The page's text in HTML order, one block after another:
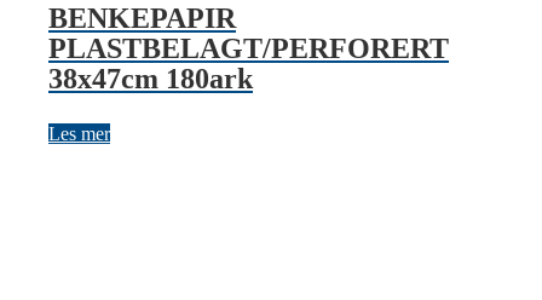
BENKEPAPIR
PLASTBELAGT/PERFORERT
38x47cm 180ark
Les mer